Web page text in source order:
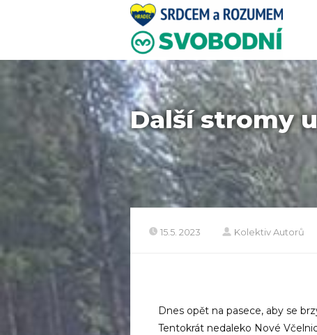
Další stromy
15.5. 2023 Kolektiv Autorů
Dnes opět na pasece, aby se
Tentokrát nedaleko Nové